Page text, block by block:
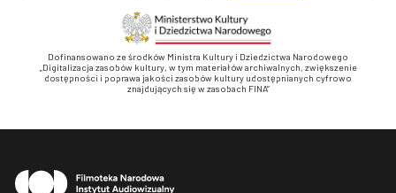
Dofinansowano ze środków Ministra Kultury i Dziedzictwa Narodowego
„Digitalizacja zasobów kultury, w tym materiałów archiwalnych, zwiększenie
dostępności i poprawa jakości zasobów kultury udostępnianych cyfrowo
znajdujących się w zasobach FINA”